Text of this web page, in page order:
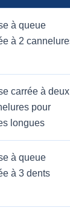
à queue
à 2
carrée à deux
pour
longues
à queue
à 3 dents